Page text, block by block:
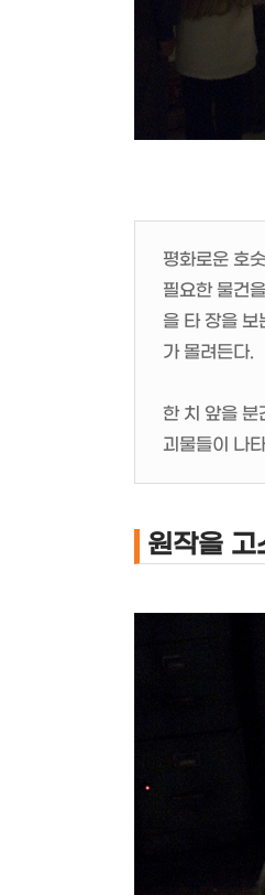
평화로운 호
필요한 물건
을 타 장을
가 몰려든다.
한 치 앞을 분
괴물들이 나
원작을 고